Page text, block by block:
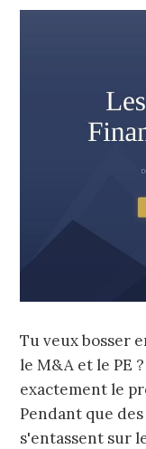
Tu veux bosser
le M&A et le PE
exactement le
Pendant que
s'entassent sur